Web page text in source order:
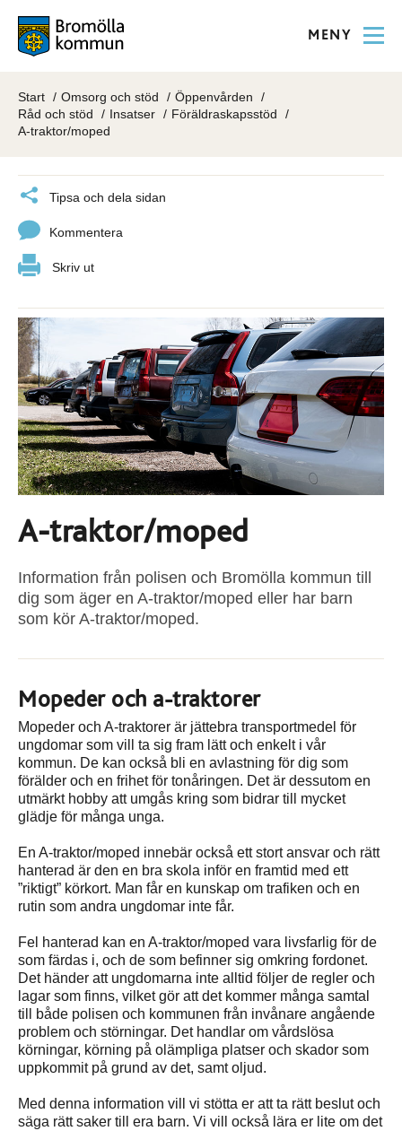
MENY
Start Omsorg och stöd
Öppenvården
Råd och stöd
Insatser
Föräldraskapsstöd
A-traktor/moped
Tipsa och dela sidan
Kommentera
Skriv ut
A-traktor/moped
Information från polisen och Bromölla kommun till
dig som äger en A-traktor/moped eller har barn
som kör A-traktor/moped.
Mopeder och a-traktorer
Mopeder och A-traktorer är jättebra transportmedel för
ungdomar som vill ta sig fram lätt och enkelt i vår
kommun. De kan också bli en avlastning för dig som
förälder och en frihet för tonåringen. Det är dessutom en
utmärkt hobby att umgås kring som bidrar till mycket
glädje för många unga.
En A-traktor/moped innebär också ett stort ansvar och rätt
hanterad är den en bra skola inför en framtid med ett
”riktigt” körkort. Man får en kunskap om trafiken och en
rutin som andra ungdomar inte får.
Fel hanterad kan en A-traktor/moped vara livsfarlig för de
som färdas i, och de som befinner sig omkring fordonet.
Det händer att ungdomarna inte alltid följer de regler och
lagar som finns, vilket gör att det kommer många samtal
till både polisen och kommunen från invånare angående
problem och störningar. Det handlar om vårdslösa
körningar, körning på olämpliga platser och skador som
uppkommit på grund av det, samt oljud.
Med denna information vill vi stötta er att ta rätt beslut och
säga rätt saker till era barn. Vi vill också lära er lite om det